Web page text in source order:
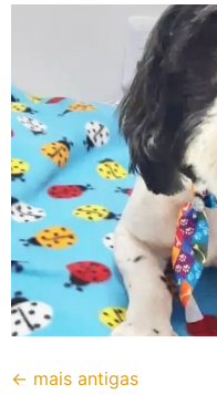
← mais antigas